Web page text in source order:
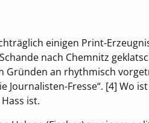
einigen Print-
nach Chemnitz
Gründen an rhythmisch
Journalisten-Fresse“. [4] Wo
ist.